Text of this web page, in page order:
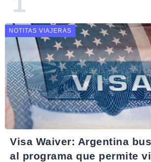
NOTITAS VIAJERAS
Visa Waiver: Argentina
al programa que permite